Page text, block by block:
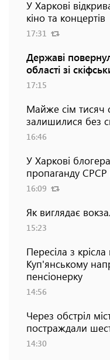
У Харкові
кіно та концертів
17:31
Державі
області зі
17:15
Майже сім тисяч
залишилися без
16:46
У Харкові
пропаганду СРСР
16:09
Як виглядає
15:23
Пересіла з
Куп'янському
пенсіонерку
14:56
Через обстріл
постраждали
14:30